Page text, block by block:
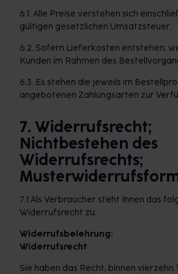
6.1. Alle Preise verstehen sich
gültigen gesetzlichen Umsatzsteuer.
6.2. Sofern Lieferkosten entstehen,
Kunden im Rahmen des
6.3. Es stehen die jeweils im
angebotenen Zahlungsarten zur
7. Widerrufsrecht;
Nichtbestehen des
Widerrufsrechts;
7.1 Als Verbraucher steht Ihnen das
Widerrufsrecht zu:
Widerrufsbelehrung:
Widerrufsrecht
Sie haben das Recht, binnen vierzehn